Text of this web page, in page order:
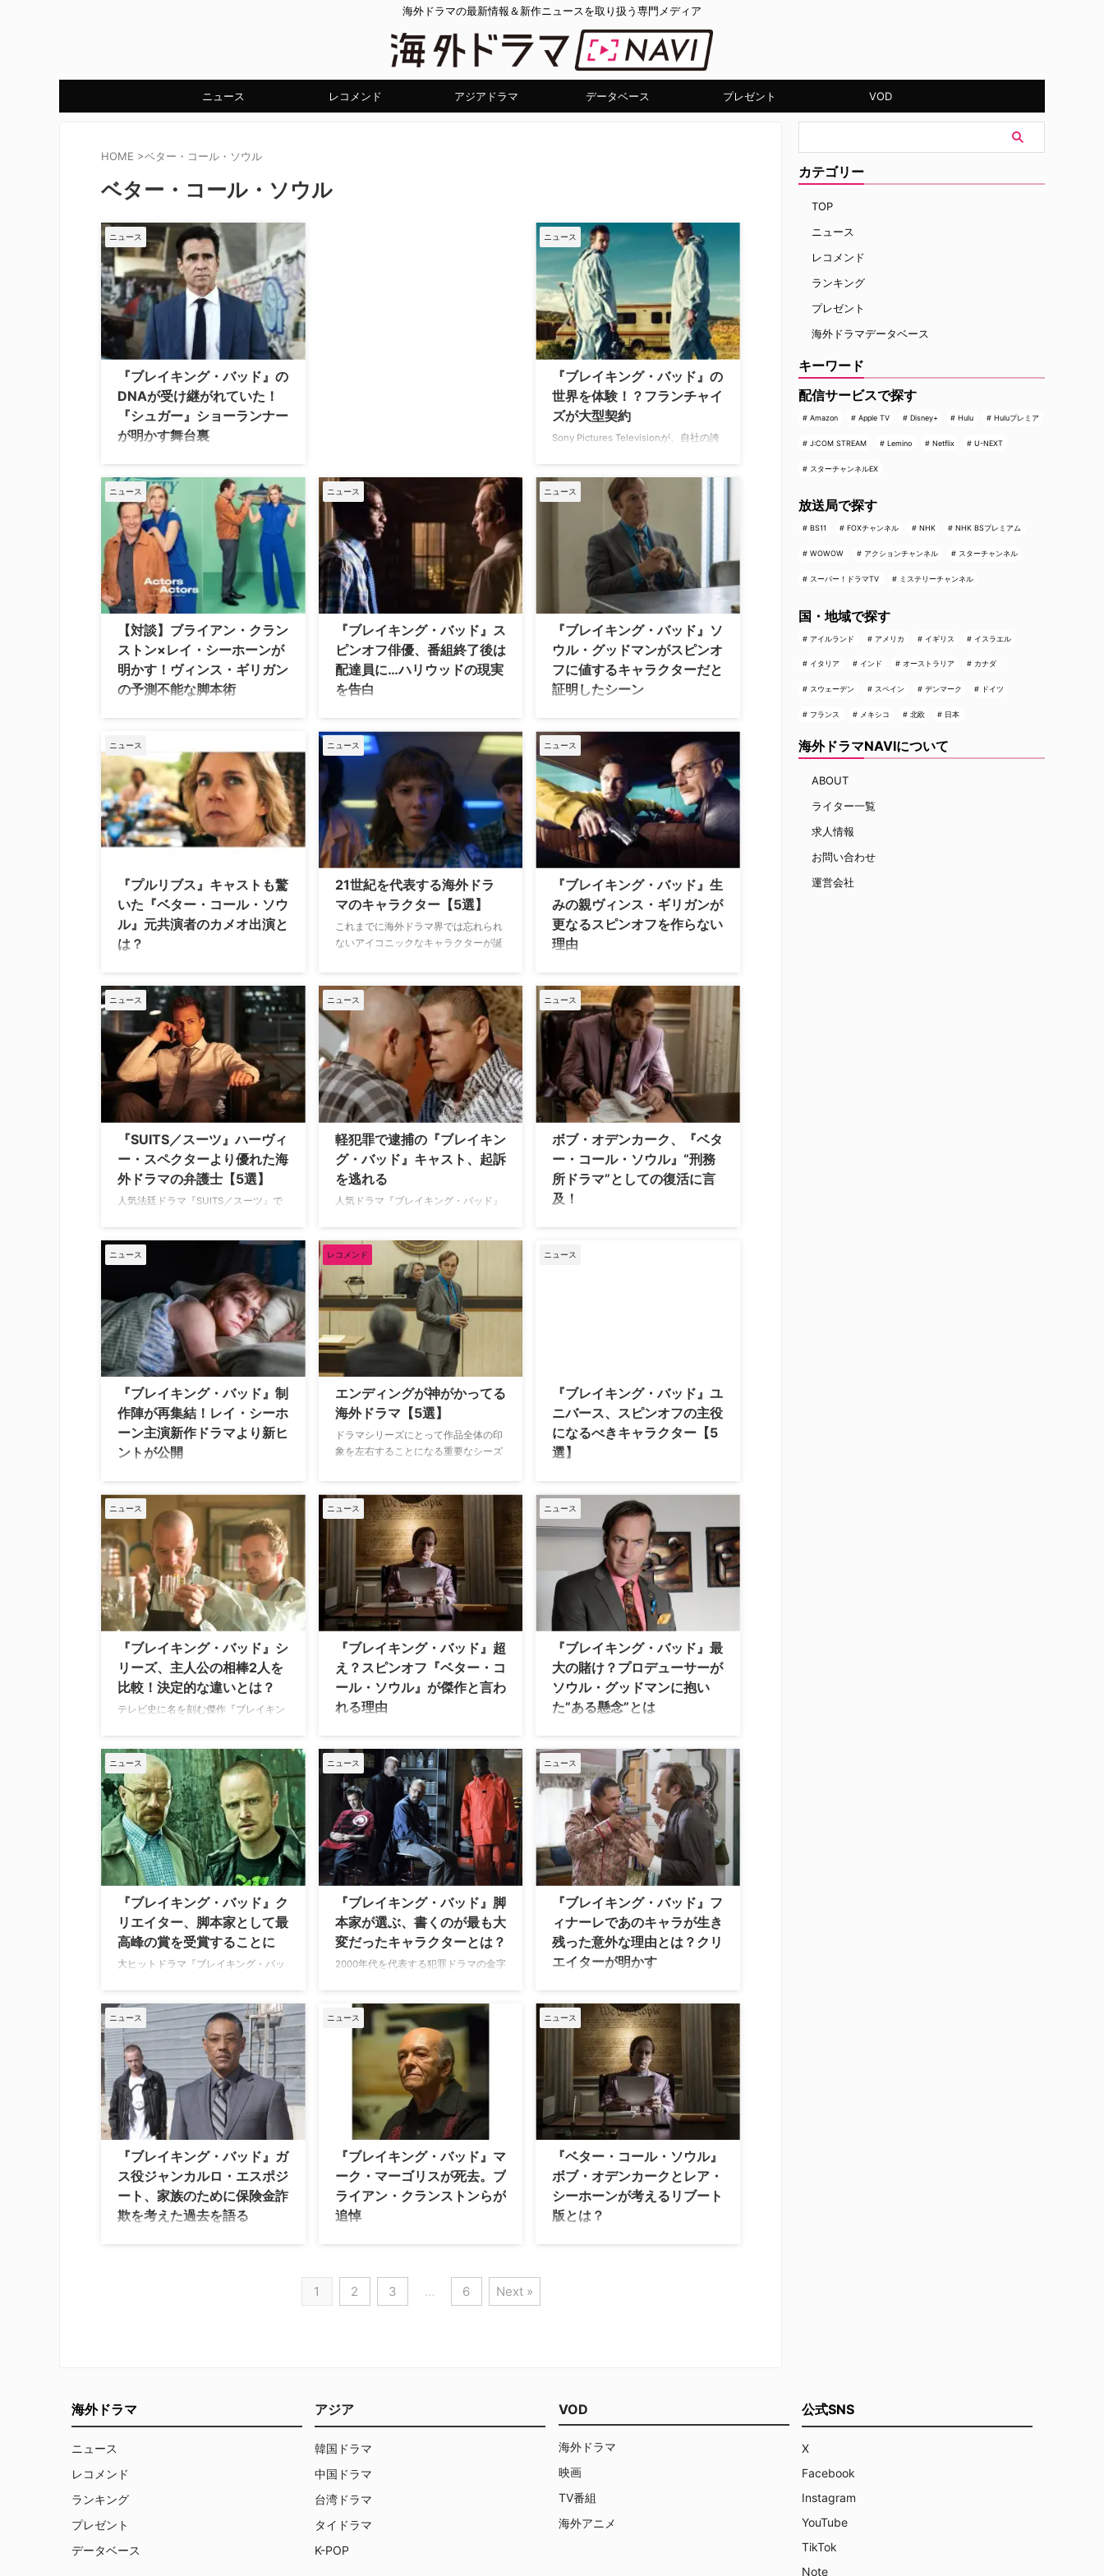
海外ドラマの最新情報＆新作ニュースを取り扱う専門メディア
ニュース レコメンド アジアドラマ データベース プレゼント VOD
HOME >ベター・コール・ソウル
ベター・コール・ソウル
ニュース
『ブレイキング・バッド』の
DNAが受け継がれていた！
『シュガー』ショーランナー
が明かす舞台裏
レイキング・バッド』のDNAが受け継
がれていることが明らかとなった。シ
ーズン2の新ショーランナーが、その
製作の舞台裏を語っている。 “夢の
街”の暗部、人間社会の矛盾を映し出す
『シュガー』は、コリン・ファレル演
じる私立探偵ジョン・シュガーを主人
公にしたネオノワール・ミステリー。
シーズン1では、伝説的な映画プロデ
ューサーの行方不明になった孫娘を捜
索する中で、シュガー自身に隠された
驚きの秘密が明らかになる。シーズン
2では、韓国人ボクサー …
ニュース
『ブレイキング・バッド』の
世界を体験！？フランチャイ
ズが大型契約
Sony Pictures Televisionが、自社の誇
開するため、IMG Licensingと提携す
ることが明らかになった。 コレクター
ズアイテムや食品・飲料、旅行、体験
型イベントも 米Hollywood Reporterが
報じたところによると、この複数年契
約にもとづく協業では、消費者向け商
品、ブランドとのコラボレーション、
没入型ファン体験などを世界中で展開
を受けた高校教師ウォルター・ホワイ
トが、覚 …
ニュース
【対談】ブライアン・クラン
ストン×レイ・シーホーンが
明かす！ヴィンス・ギリガン
の予測不能な脚本術
ン・クランストンと、スピンオフ『ベ
ター・コール・ソウル』のキム・ウェ
クスラー役でエミー賞ノミネート常連
となったレイ・シーホーンの豪華対談
が実現した。米Varietyの企画で顔を合
わせた二人は、両作の生みの親である
天才クリエイター、ヴィンス・ギリガ
める新作SFドラマ『プルリブス』の裏
側について熱いトークを展開した。 演
者も騙される？ヴィンス・ギリガン作
品の驚くべき脚本術 まず話題に上った
のは、ギリガン作品なら …
ニュース
『ブレイキング・バッド』ス
ピンオフ俳優、番組終了後は
配達員に…ハリウッドの現実
を告白
た『ベター・コール・ソウル』で知ら
れるジョン・クリスチャン・ラヴが、
番組終了後のキャリアについて率直な
思いを明かし、注目を集めている。 現
在は配達員として働く日々「正直つら
い」 『ベター・コール・ソウル』は、
『ブレイキング・バッド』の前日譚と
して制作された法廷×クライムドラ
マ。若き弁護士ジミー・マッギルが、
後に悪名高き弁護士ソウル・グッドマ
ンへと変貌していく過程を描き、主人
公はボブ・オデンカークが演じた。ジ
ョンは同作で、架空の法律事務所「 …
ニュース
『ブレイキング・バッド』ソ
ウル・グッドマンがスピンオ
フに値するキャラクターだと
証明したシーン
ル・グッドマンが、前日譚スピンオフ
『ベター・コール・ソウル』に値する
キャラクターだと証明したシーンにつ
いて、米Colliderが論じているので紹
介したい。 ソウルは単なるお調子者で
はなく… 『ブレイキング・バッド』に
おいて、いかにソウル・グッドマンと
いうキャラクターが特別な存在であっ
たかを決定づけたのが、彼が物語の歯
車を「回す側」に立った瞬間だ。ショ
ーランナーのヴィンス・ギリガンが、
『サタデー・ナイト・ライブ』の元脚
本家でありスケッチコメデ …
ニュース
『プルリブス』キャストも驚
いた『ベター・コール・ソウ
ル』元共演者のカメオ出演と
は？
ル・ソウル』を生み出したヴィンス・
ギリガンの新作ドラマ『プルリブ
ス』。本作に主演するレイ・シーホー
ンが、11月26日（水）にお披露目され
た第5話「ミルク飲んでる？」に『ベ
ター・コール・ソウル』の元共演者が
カメオ出演していることを知らず、撮
影中に驚いたと明かしている。 ドッキ
リ食らうも、なんとか撮影乗り切る
『プルリブス』は、誰もが幸せになる
ウィルスが拡散された現代の地球を舞
台に描く、ジャンルを超越したSFドラ
マ。レイ演じる主人公でロマンス …
ニュース
21世紀を代表する海外ドラ
マのキャラクター【5選】
これまでに海外ドラマ界では忘れられ
ないアイコニックなキャラクターが誕
いるので、そのうち5人を紹介しよ
う。 （以下、一部ネタバレが含まれま
すのでご注意ください） 21世紀を代表
する海外ドラマのキャラクター 『スト
レンジャー・シングス 未知の世界』の
イレブン／エル 『ストレンジャー・シ
ングス 未知の世界』でクリエイターを
務めるダファー兄弟は、スティーヴ
ン・キングの『炎の少女チャーリー』
とケン・ラッセルの『アルタード・ス
テーツ／未知 …
ニュース
『ブレイキング・バッド』生
みの親ヴィンス・ギリガンが
更なるスピンオフを作らない
理由
ド』。2008年に放送が開始され、全5
シーズンにわたり放送された本作は、
批評家から絶賛を浴び、Rotten
Tomatoesでは96パーセントという高
評価を獲得している。その成功は、ス
ピンオフの『ベター・コール・ソウ
ル』や、続編となる映画『エルカミー
ノ：ブレイキング・バッド THE
MOVIE』を生み出し、巨大なフランチ
ャイズを築き上げた。しかし、その生
みの親であるヴィンス・ギリガンは、
それ以上のスピンオフ制作を継続しな
かった。この決断の裏 …
ニュース
『SUITS／スーツ』ハーヴィ
ー・スペクターより優れた海
外ドラマの弁護士【5選】
人気法廷ドラマ『SUITS／スーツ』で
企業訴訟の世界で“無敗”の弁護士とし
て君臨した。ウォール街でも一目置か
れる存在となった彼だが、海外ドラマ
の中には、そんなハーヴィーをも凌ぐ
才腕とカリスマを持つ弁護士たちがい
る。ここでは、ハーヴィー・スペクタ
ーよりも“優れた”と評される5人の弁護
士を紹介しよう。 『SUITS／スーツ』
護士 『リンカーン弁護士』ミッキー・
ハラー ロサンゼルスの刑事弁護士ミッ
キー・ハラー（ …
ニュース
軽犯罪で逮捕の『ブレイキン
グ・バッド』キャスト、起訴
を逃れる
人気ドラマ『ブレイキング・バッド』
たレイモンド・クルツが軽犯罪で逮捕
されたニュースを以前お伝えしたが、
起訴を逃れたことが明らかとなった。
米Entertainment Weekly（以下EW）
が報じている。 ご近所と揉めたことか
ら捕まったが… そもそもの発端は、9
月8日午前10時40分頃にレイモンドが
ロサンゼルスにある自宅前で車を洗っ
近くに車を停めたこと。レイモンド
は、彼女たちの車が濡れてしまうのを
避けるた …
ニュース
ボブ・オデンカーク、『ベタ
ー・コール・ソウル』“刑務
所ドラマ”としての復活に言
及！
ー・コール・ソウル』。その最終回か
れた大ヒットドラマ『ブレイキング・
バッド』のスピンオフとして、2015年
から2022年までAMCで放送された。
本作は、ソウル・グッドマンがウォル
ター・ …
ニュース
『ブレイキング・バッド』制
作陣が再集結！レイ・シーホ
ーン主演新作ドラマより新ヒ
ントが公開
ソウル』を手掛けた二人のクリエイタ
ーとキム役のレイ・シーホーンが、
Apple TV+で制作中の新シリーズで再
びタッグを組む。タイトルを含め、ま
だ多くの謎に包まれている本作につい
て、公式ファーストルックで新たなヒ
ントを公開した。 レイ・シーホーンが
主演、ヴィンス・ギリガンと再びタッ
グ！ 以前から、『ベター・コール・ソ
ウル』のファンに愛されたキム役で知
られるレイ・シーホーンが、『ブレイ
キング・バッド』の生みの親であり、
『ベター・コール・ソウル』 …
レコメンド
エンディングが神がかってる
海外ドラマ【5選】
ドラマシリーズにとって作品全体の印
象を左右することになる重要なシーズ
作品がある一方で、大絶賛されるシリ
ーズも。 ここでは、IndieWireが取り
上げた“今世紀最高のTVエンディン
グ・エピソード”の中から5作品を厳選
してピックアップ！ （以下、一部ネタ
バレが含まれますのでご注意くださ
い） エンディングが神がかってる海外
ドラマ 『シックス・フィート・アンダ
ー』 完璧なシーズンフィナーレと言え
ば、まず名前が挙がる作品がこちら。
家族で葬儀屋を経 …
ニュース
『ブレイキング・バッド』ユ
ニバース、スピンオフの主役
になるべきキャラクター【5
選】
である『ベター・コール・ソウル』。
いずれも緻密な脚本と濃密なキャラク
ター描写で、世界中のファンを魅了し
てきた。 両シリーズは2019年の映画
『エルカミーノ：ブレイキング・バッ
ド THE MOVIE』を含め、ひとまず物
語の幕を下ろしたものの、登場人物た
ちの過去やその後を描くスピンオフに
は、いまだ大きな可能性が秘められて
いる。 ここでは、そんな『ブレイキン
グ・バッド』ユニバースの中から、ス
ピンオフの主人公として強く望まれる
キャラクター5人を紹 …
ニュース
『ブレイキング・バッド』シ
リーズ、主人公の相棒2人を
比較！決定的な違いとは？
テレビ史に名を刻む傑作『ブレイキン
ウル』。 この2つの作品には、どちら
の主人公にも「良心を持った相棒」が
そばにいたという共通点がある。しか
し、この二人の“相棒”には、決定的な
違いがあった。米Screenrantがその違
いを分析しているので紹介したい。 良
心を担う存在としての“相棒” 『ブレイ
キング・バッド』で、ウォルター・ホ
マンと、『ベター・コール・ソウル』
でジミー・マッギル（ソウル・グッド
マン）のパート …
ニュース
『ブレイキング・バッド』超
え？スピンオフ『ベター・コ
ール・ソウル』が傑作と言わ
れる理由
も語り継がれている。その中でも最終
シーズンとなるシーズン5は、ほぼ完
璧と評されることすらある。そんな伝
説的作品のスピンオフとして誕生した
『ベター・コール・ソウル』が、まさ
か本家を超える完成度を見せるとは、
多くの視聴者にとって予想外だっただ
ろう。 なかでも最終シーズンとなるシ
ーズン6は、物語、演出、キャラクタ
ー描写のすべてにおいて極めて高い評
価を受けており、本作を“スピンオフの
域を超えた傑作”と位置づける声も少な
くない。今回は、米Scree …
ニュース
『ブレイキング・バッド』最
大の賭け？プロデューサーが
ソウル・グッドマンに抱い
た”ある懸念”とは
ング・バッド』。本シリーズでプロデ
ューサー・脚本を務めたピーター・グ
ールドが、悪徳弁護士ソウル・グッド
マンがシリーズを台無しにするのでは
ないかと心配したと、その理由を語っ
ている。 『ブレイキング・バッド』の
世界にフィットするか心配だった…
『ブレイキング・バッド』シーズン2
第8話「ソウルに電話しよう！」で初
登場したソウル・グッドマンは、主人
公ウォルター・ホワイトが麻薬ビジネ
スで稼いだお金を資金洗浄する悪徳弁
護士だ。 TV批評家のアラン・ …
ニュース
『ブレイキング・バッド』ク
リエイター、脚本家として最
高峰の賞を受賞することに
大ヒットドラマ『ブレイキング・バッ
ヴィンス・ギリガンが、全米脚本家組
合賞（WGA）で最高峰となる賞を受賞
することが明らかとなった。米
Deadlineなど複数のメディアが報じて
いる。 ドラマ界を代表する名脚本家た
ちに仲間入り ギリガンは、2月15日
（土）にロサンゼルスのビバリーヒル
トンホテルで開催される全米脚本家組
キー・ローレル賞のTV脚本功績賞を受
賞することになっている。この賞は、
アカデミー賞に3度輝いた名 …
ニュース
『ブレイキング・バッド』脚
本家が選ぶ、書くのが最も大
変だったキャラクターとは？
2000年代を代表する犯罪ドラマの金字
筆が最も大変だったキャラクターを明
かしている。 ドラマ史に名を刻むヴィ
ラン 『ブレイキング・バッド』は、化
学教師から裏世界でのし上がっていく
主人公ウォルター・ホワイトや、彼の
相棒となる元教え子のジェシー・ピン
クマンなど、複雑で魅力的なキャラク
ターが数多く登場する。そんなキャラ
ンタビューでグールドは書くのが一番
難しかったキャラクターについて、こ
う語っている。 「 …
ニュース
『ブレイキング・バッド』フ
ィナーレであのキャラが生き
残った意外な理由とは？クリ
エイターが明かす
を博した悪徳弁護士ソウル・グッドマ
ン。彼は、前日譚ドラマ『ベター・コ
ール・ソウル』の主人公となったが、
本家シリーズのフィナーレで命を落と
す展開が検討されていたという。 （以
下、ネタバレを含みます） 彼はサバイ
バーだから生き延びないと… クリエイ
ターのヴィンス・ギリガンが米
Entertainment Weeklyのインタビュー
にて、最終回「フェリーナ」の壮絶な
銃撃戦で、ソウルを含む主要キャラク
ターのほとんどを殺す案を検討したと
明かした。 …
ニュース
『ブレイキング・バッド』ガ
ス役ジャンカルロ・エスポジ
ート、家族のために保険金詐
欺を考えた過去を語る
実力派俳優として知られるジャンカル
ロ・エスポジート。最近ではNetflixシ
面で絶望的な気持 …
ニュース
『ブレイキング・バッド』マ
ーク・マーゴリスが死去。ブ
ライアン・クランストンらが
追悼
ル』にも同役で出演していた俳優マー
ク・マーゴリスが亡くなり、ブライア
と『ベター・コール・ソウル』の活躍
で新たなファンを獲得していたが、現
った。ニューヨークの病院で妻と一人
息子が最期を看取ったとい …
ニュース
『ベター・コール・ソウル』
ボブ・オデンカークとレア・
シーホーンが考えるリブート
版とは？
ン続いた人気ドラマ『ベター・コー
ル・ソウル』。ボブ・オデンカーク演
マッギルと、レア・シーホーン演じる
キム・ウェクス …
1 2 3 … 6 Next »
カテゴリー
TOP
ニュース
レコメンド
ランキング
プレゼント
海外ドラマデータベース
キーワード
配信サービスで探す
Amazon Apple TV Disney+ Hulu Huluプレミア
J:COM STREAM Lemino Netflix U-NEXT
スターチャンネルEX
放送局で探す
BS11 FOXチャンネル NHK NHK BSプレミアム
WOWOW アクションチャンネル スターチャンネル
スーパー！ドラマTV ミステリーチャンネル
国・地域で探す
アイルランド アメリカ イギリス イスラエル
イタリア インド オーストラリア カナダ
スウェーデン スペイン デンマーク ドイツ
フランス メキシコ 北欧 日本
海外ドラマNAVIについて
ABOUT
ライター一覧
求人情報
お問い合わせ
運営会社
海外ドラマ
ニュース
レコメンド
ランキング
プレゼント
データベース
アジア
韓国ドラマ
中国ドラマ
台湾ドラマ
タイドラマ
K-POP
VOD
海外ドラマ
映画
TV番組
海外アニメ
公式SNS
X
Facebook
Instagram
YouTube
TikTok
Note